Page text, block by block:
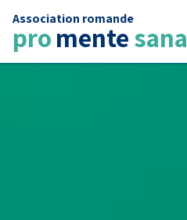
Association romande
promentesana
News